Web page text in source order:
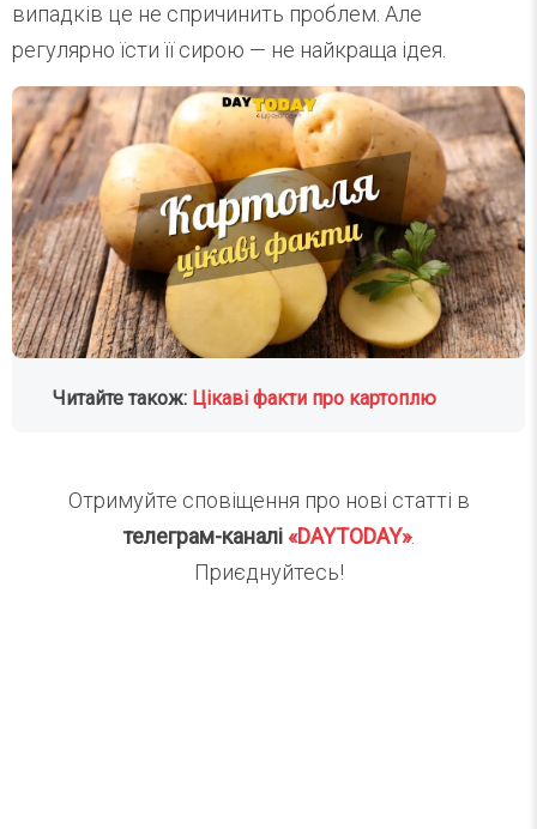
випадків це не спричинить проблем. Але
регулярно їсти її сирою — не найкраща ідея.
Читайте також: Цікаві факти про картоплю
Отримуйте сповіщення про нові статті в
телеграм-каналі«DAYTODAY».
Приєднуйтесь!